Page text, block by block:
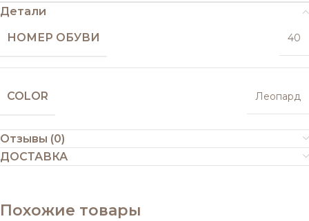
Детали
НОМЕР ОБУВИ
40
COLOR Леопард
Отзывы (0)
ДОСТАВКА
Похожие товары